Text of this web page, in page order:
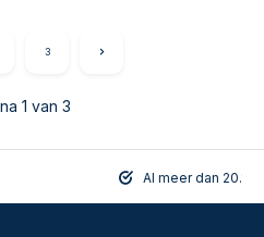
1 van 3
3
Al meer dan